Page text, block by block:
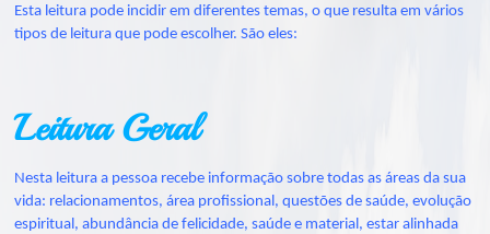
Esta leitura pode incidir em diferentes temas, o que resulta em vários
tipos de leitura que pode escolher. São eles:
Leitura Geral
Nesta leitura a pessoa recebe informação sobre todas as áreas da sua
vida: relacionamentos, área profissional, questões de saúde, evolução
espiritual, abundância de felicidade, saúde e material, estar alinhada